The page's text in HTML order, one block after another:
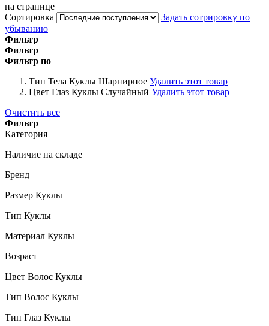
на странице
Сортировка
Задать сотрировку по
убыванию
Фильтр
Фильтр
Фильтр по
Тип Тела Куклы Шарнирное Удалить этот товар
Цвет Глаз Куклы Случайный Удалить этот товар
Очистить все
Фильтр
Категория
Наличие на складе
Бренд
Размер Куклы
Тип Куклы
Материал Куклы
Возраст
Цвет Волос Куклы
Тип Волос Куклы
Тип Глаз Куклы